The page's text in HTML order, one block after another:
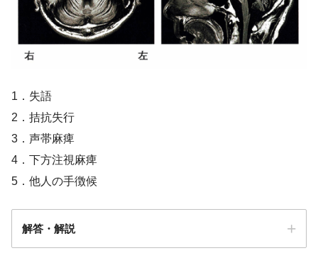
17 多系統萎縮症
1．失語
2．拮抗失行
3．声帯麻痺
4．下方注視麻痺
5．他人の手徴候
解答・解説